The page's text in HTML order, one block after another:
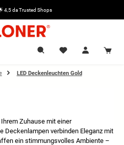
4,5 da Trusted Shops
LED Deckenleuchten Gold
Zuhause mit einer
Deckenlampen verbinden Eleganz mit
ein stimmungsvolles Ambiente –